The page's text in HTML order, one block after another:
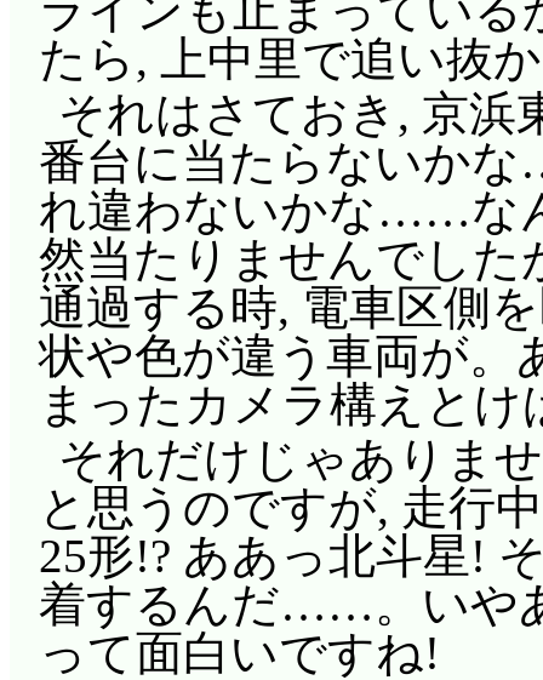
ラインも止まってい
たら, 上中里で追い抜
それはさておき, 京浜
番台に当たらないか
れ違わないかな……な
然当たりませんでした
通過する時, 電車区側
状や色が違う車両が。
まったカメラ構えとけ
それだけじゃありま
と思うのですが, 走行
25形!? ああっ北斗星!
着するんだ……。いや
って面白いですね!